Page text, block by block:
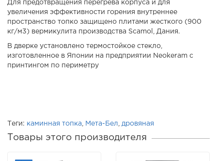
Для предотвращения перегрева корпуса и для
увеличения эффективности горения внутреннее
пространство топко защищено плитами жесткого (900
кг/м3) вермикулита производства Scamol, Дания.
В дверке установлено термостойкое стекло,
изготовленное в Японии на предприятии Neokeram с
принтингом по периметру
Теги: каминная топка Мета-Бел дровяная
Товары этого производителя